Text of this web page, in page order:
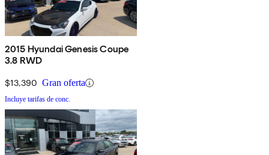
2015 Hyundai Genesis Coupe
3.8 RWD
$13,390 Gran oferta
Incluye tarifas de conc.